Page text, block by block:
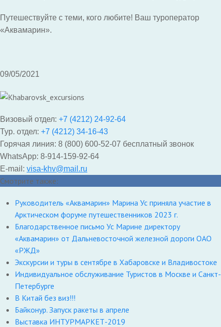
Путешествуйте с теми, кого любите! Ваш туроператор
«Аквамарин».
09/05/2021
Визовый отдел: +7 (4212) 24-92-64
Тур. отдел: +7 (4212) 34-16-43
Горячая линия: 8 (800) 600-52-07 бесплатный звонок
WhatsApp: 8-914-159-92-64
E-mail: visa-khv@mail.ru
Смотрите также:
Руководитель «Аквамарин» Марина Ус приняла участие в
Арктическом форуме путешественников 2023 г.
Благодарственное письмо Ус Марине директору
«Аквамарин» от Дальневосточной железной дороги ОАО
«РЖД»
Экскурсии и туры в сентябре в Хабаровске и Владивостоке
Индивидуальное обслуживание Туристов в Москве и Санкт-
Петербурге
В Китай без виз!!!
Байконур. Запуск ракеты в апреле
Выставка ИНТУРМАРКЕТ-2019